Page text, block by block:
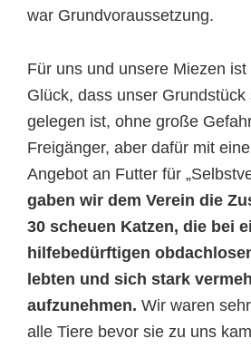
war Grundvoraussetzung.
Für uns und unsere Miezen
Glück, dass unser Grundstück
gelegen ist, ohne große
Freigänger, aber dafür mit
Angebot an Futter für
gaben wir dem Verein die
30 scheuen Katzen, die bei
hilfebedürftigen
lebten und sich stark
aufzunehmen. Wir waren
alle Tiere bevor sie zu uns